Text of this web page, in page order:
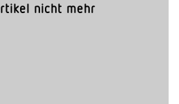
nicht mehr